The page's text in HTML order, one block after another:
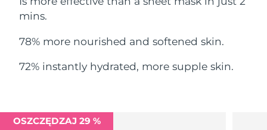
mins.
78% more nourished and softened skin.
72% instantly hydrated, more supple skin.
OSZCZĘDZAJ 29 %
Malezja
Oczekiwany czas dostawy
Monako